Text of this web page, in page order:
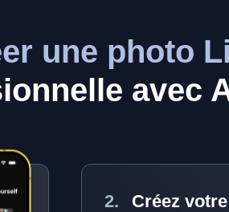
une photo
avec
Créez votre